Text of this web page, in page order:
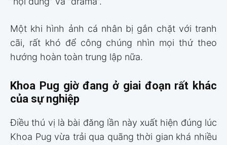
Một khi hình ảnh cá nhân bị gắn chặt với tranh
cãi, rất khó để công chúng nhìn mọi thứ theo
hướng hoàn toàn trung lập nữa.
Khoa Pug giờ đang ở giai đoạn rất khác
của sự nghiệp
Điều thú vị là bài đăng lần này xuất hiện đúng lúc
Khoa Pug vừa trải qua quãng thời gian khá nhiều